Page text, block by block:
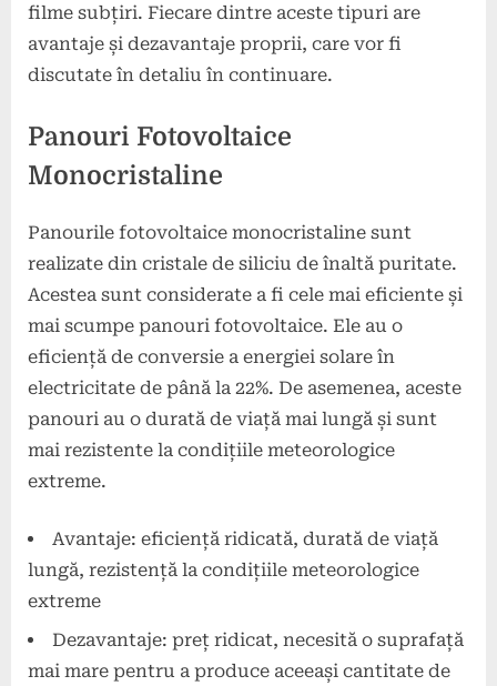
filme subțiri. Fiecare dintre aceste tipuri are
avantaje și dezavantaje proprii, care vor fi
discutate în detaliu în continuare.
Panouri Fotovoltaice
Monocristaline
Panourile fotovoltaice monocristaline sunt
realizate din cristale de siliciu de înaltă puritate.
Acestea sunt considerate a fi cele mai eficiente și
mai scumpe panouri fotovoltaice. Ele au o
eficiență de conversie a energiei solare în
electricitate de până la 22%. De asemenea, aceste
panouri au o durată de viață mai lungă și sunt
mai rezistente la condițiile meteorologice
extreme.
Avantaje: eficiență ridicată, durată de viață
lungă, rezistență la condițiile meteorologice
extreme
Dezavantaje: preț ridicat, necesită o suprafață
mai mare pentru a produce aceeași cantitate de